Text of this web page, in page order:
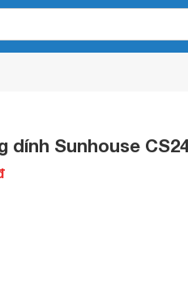
dính Sunhouse